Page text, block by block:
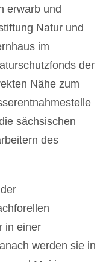
erwarb und
Natur und
im
der
Nähe zum
sächsischen
des
in einer
werden sie in